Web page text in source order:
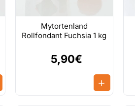
Mytortenland
Rollfondant Fuchsia 1 kg
5,90€